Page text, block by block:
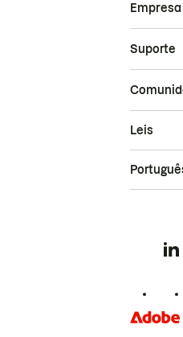
Empresa
Suporte
Leis